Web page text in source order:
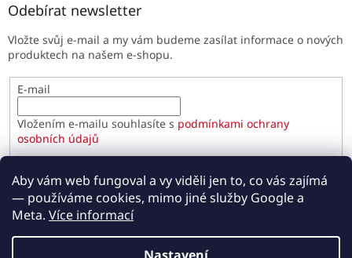
Aby vám web fungoval a vy viděli jen to, co vás zajímá
— používáme cookies, mimo jiné služby Google a
Meta. Více informací
Odebírat newsletter
Vložte svůj e-mail a my vám budeme zasílat informace o nových
produktech na našem e-shopu.
E-mail
Vložením e-mailu souhlasíte s podmínkami ochrany
osobních údajů
PŘIHLÁSIT SE